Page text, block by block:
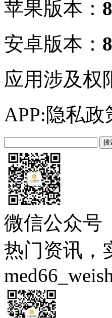
苹果版本：
安卓版本：
应用涉及权
APP:隐私政
微信公众号
热门资讯，